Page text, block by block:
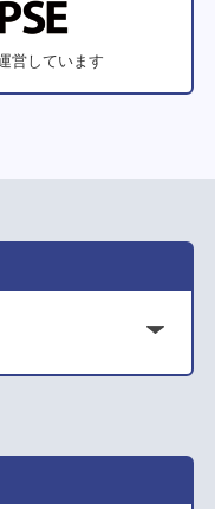
営しています